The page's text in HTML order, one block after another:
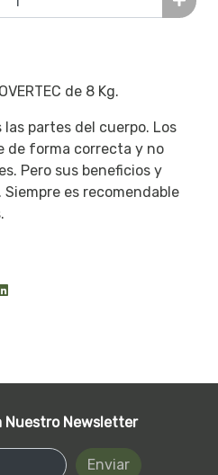
de 8 Kg.
partes del cuerpo. Los
de forma correcta y no
Pero sus beneficios y
es recomendable
Nuestro Newsletter
Enviar